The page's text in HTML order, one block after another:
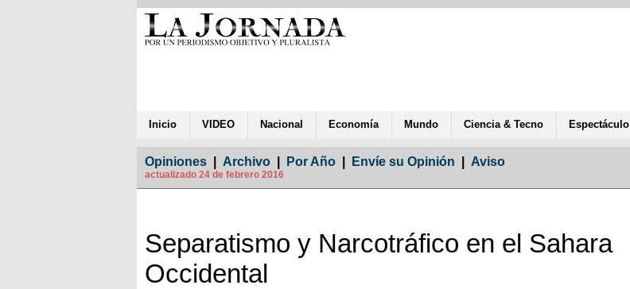
Inicio VIDEO Nacional Economía Mundo Ciencia & Tecno Espectáculo
Opiniones Archivo Por Año Envíe su Opinión Aviso
actualizado 24 de febrero 2016
Separatismo y Narcotráfico en el Sahara
Occidental